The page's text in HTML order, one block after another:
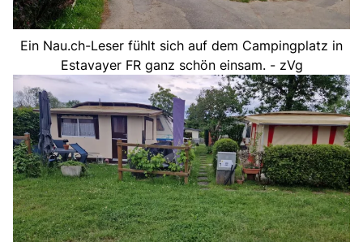
Ein Nau.ch-Leser fühlt sich auf dem Campingplatz in
Estavayer FR ganz schön einsam. - zVg